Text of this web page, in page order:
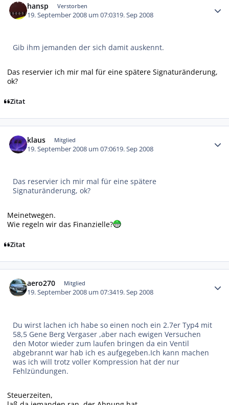
hansp Verstorben
19. September 2008 um 07:0319. Sep 2008
Gib ihm jemanden der sich damit auskennt.
Das reservier ich mir mal für eine spätere Signaturänderung,
ok?
Zitat
klaus Mitglied
19. September 2008 um 07:0619. Sep 2008
Das reservier ich mir mal für eine spätere
Signaturänderung, ok?
Meinetwegen.
Wie regeln wir das Finanzielle?
Zitat
aero270 Mitglied
19. September 2008 um 07:3419. Sep 2008
Du wirst lachen ich habe so einen noch ein 2.7er Typ4 mit
58,5 Gene Berg Vergaser ,aber nach ewigen Versuchen
den Motor wieder zum laufen bringen da ein Ventil
abgebrannt war hab ich es aufgegeben.Ich kann machen
was ich will trotz voller Kompression hat der nur
Fehlzündungen.
Steuerzeiten,